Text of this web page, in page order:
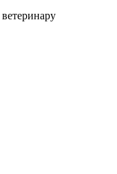
ветеринару